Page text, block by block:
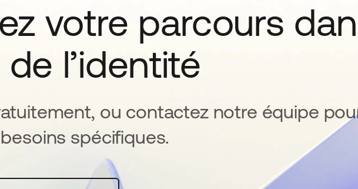
votre parcours
de l’identité
ou contactez notre équipe
spécifiques.